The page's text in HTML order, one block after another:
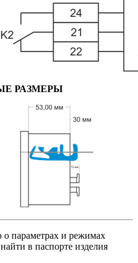
РАЗМЕРЫ
параметрах и режимах
в паспорте изделия